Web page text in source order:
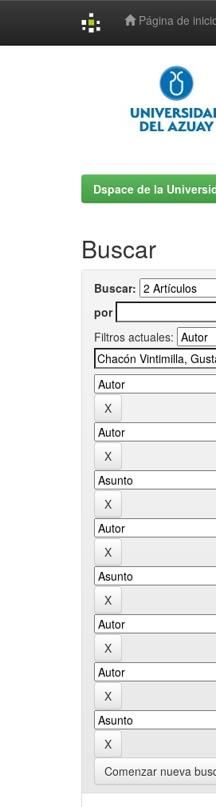
Página de
Dspace de la
Buscar
Buscar:
por
Filtros actuales:
Comenzar nueva